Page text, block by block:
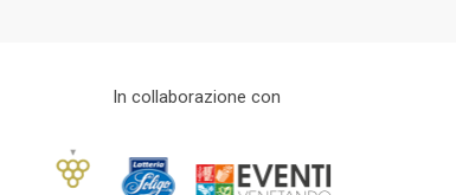
In collaborazione con